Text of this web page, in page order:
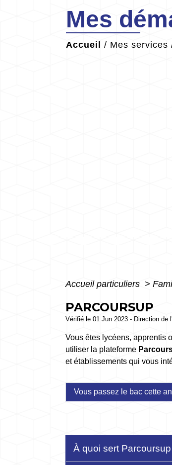
Mes
Accueil / Mes services
Accueil particuliers >
PARCOURSUP
Vérifié le 01 Jun 2023 - Direction de
Vous êtes lycéens, apprentis
utiliser la plateforme
et établissements qui vous
Vous passez le bac cette
À quoi sert